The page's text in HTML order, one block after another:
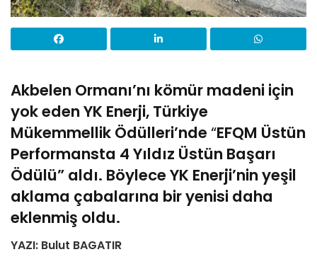
Akbelen Ormanı’nı kömür madeni için
yok eden YK Enerji, Türkiye
Mükemmellik Ödülleri’nde“EFQM Üstün
Performansta 4 Yıldız Üstün Başarı
Ödülü” aldı. Böylece YK Enerji’nin yeşil
aklama çabalarına bir yenisi daha
eklenmiş oldu.
YAZI: Bulut BAGATIR